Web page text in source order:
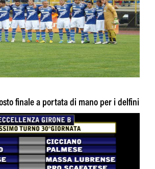
finale a portata di mano per i delfini